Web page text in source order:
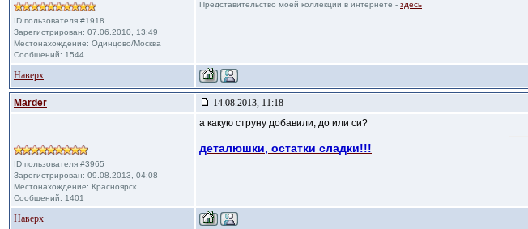
ID пользователя #1918
Зарегистрирован: 07.06.2010, 13:49
Местонахождение: Одинцово/Москва
Сообщений: 1544
Представительство моей коллекции в интернете - здесь
Наверх
Marder 14.08.2013, 11:18
ID пользователя #3965
Зарегистрирован: 09.08.2013, 04:08
Местонахождение: Красноярск
Сообщений: 1401
а какую струну добавили, до или си?
деталюшки, остатки сладки!!!
Наверх